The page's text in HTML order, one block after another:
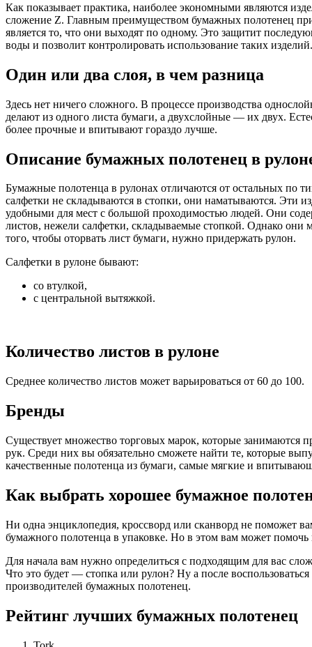
Как показывает практика, наиболее экономными являются
сложение Z. Главным преимуществом бумажных полотенец
является то, что они выходят по одному. Это защитит
воды и позволит контролировать использование таких изделий.
Один или два слоя, в чем разница
Здесь нет ничего сложного. В процессе производства
делают из одного листа бумаги, а двухслойные — их двух.
более прочные и впитывают гораздо лучше.
Описание бумажных полотенец в
Бумажные полотенца в рулонах отличаются от остальных по
салфетки не складываются в стопки, они наматываются. Эти
удобными для мест с большой проходимостью людей. Они
листов, нежели салфетки, складываемые стопкой. Однако они
того, чтобы оторвать лист бумаги, нужно придержать рулон.
Салфетки в рулоне бывают:
со втулкой,
с центральной вытяжкой.
Количество листов в рулоне
Среднее количество листов может варьироваться от 60 до 100.
Бренды
Существует множество торговых марок, которые занимаются
рук. Среди них вы обязательно сможете найти те, которые
качественные полотенца из бумаги, самые мягкие и
Как выбрать хорошее бумажное
Ни одна энциклопедия, кроссворд или сканворд не поможет
бумажного полотенца в упаковке. Но в этом вам может помочь
Для начала вам нужно определиться с подходящим для вас
Что это будет — стопка или рулон? Ну а после
производителей бумажных полотенец.
Рейтинг лучших бумажных полотенец